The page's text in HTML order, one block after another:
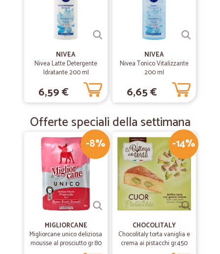
NIVEA
Nivea Latte Detergente
Idratante 200 ml
6,59 €
NIVEA
Nivea Tonico Vitalizzante
200 ml
6,65 €
Offerte speciali della settimana
-8%
MIGLIORCANE
Migliorcane unico deliziosa
mousse al prosciutto gr.80
-14%
CHOCOLITALY
Chocolitaly torta vaniglia e
crema ai pistacchi gr.450